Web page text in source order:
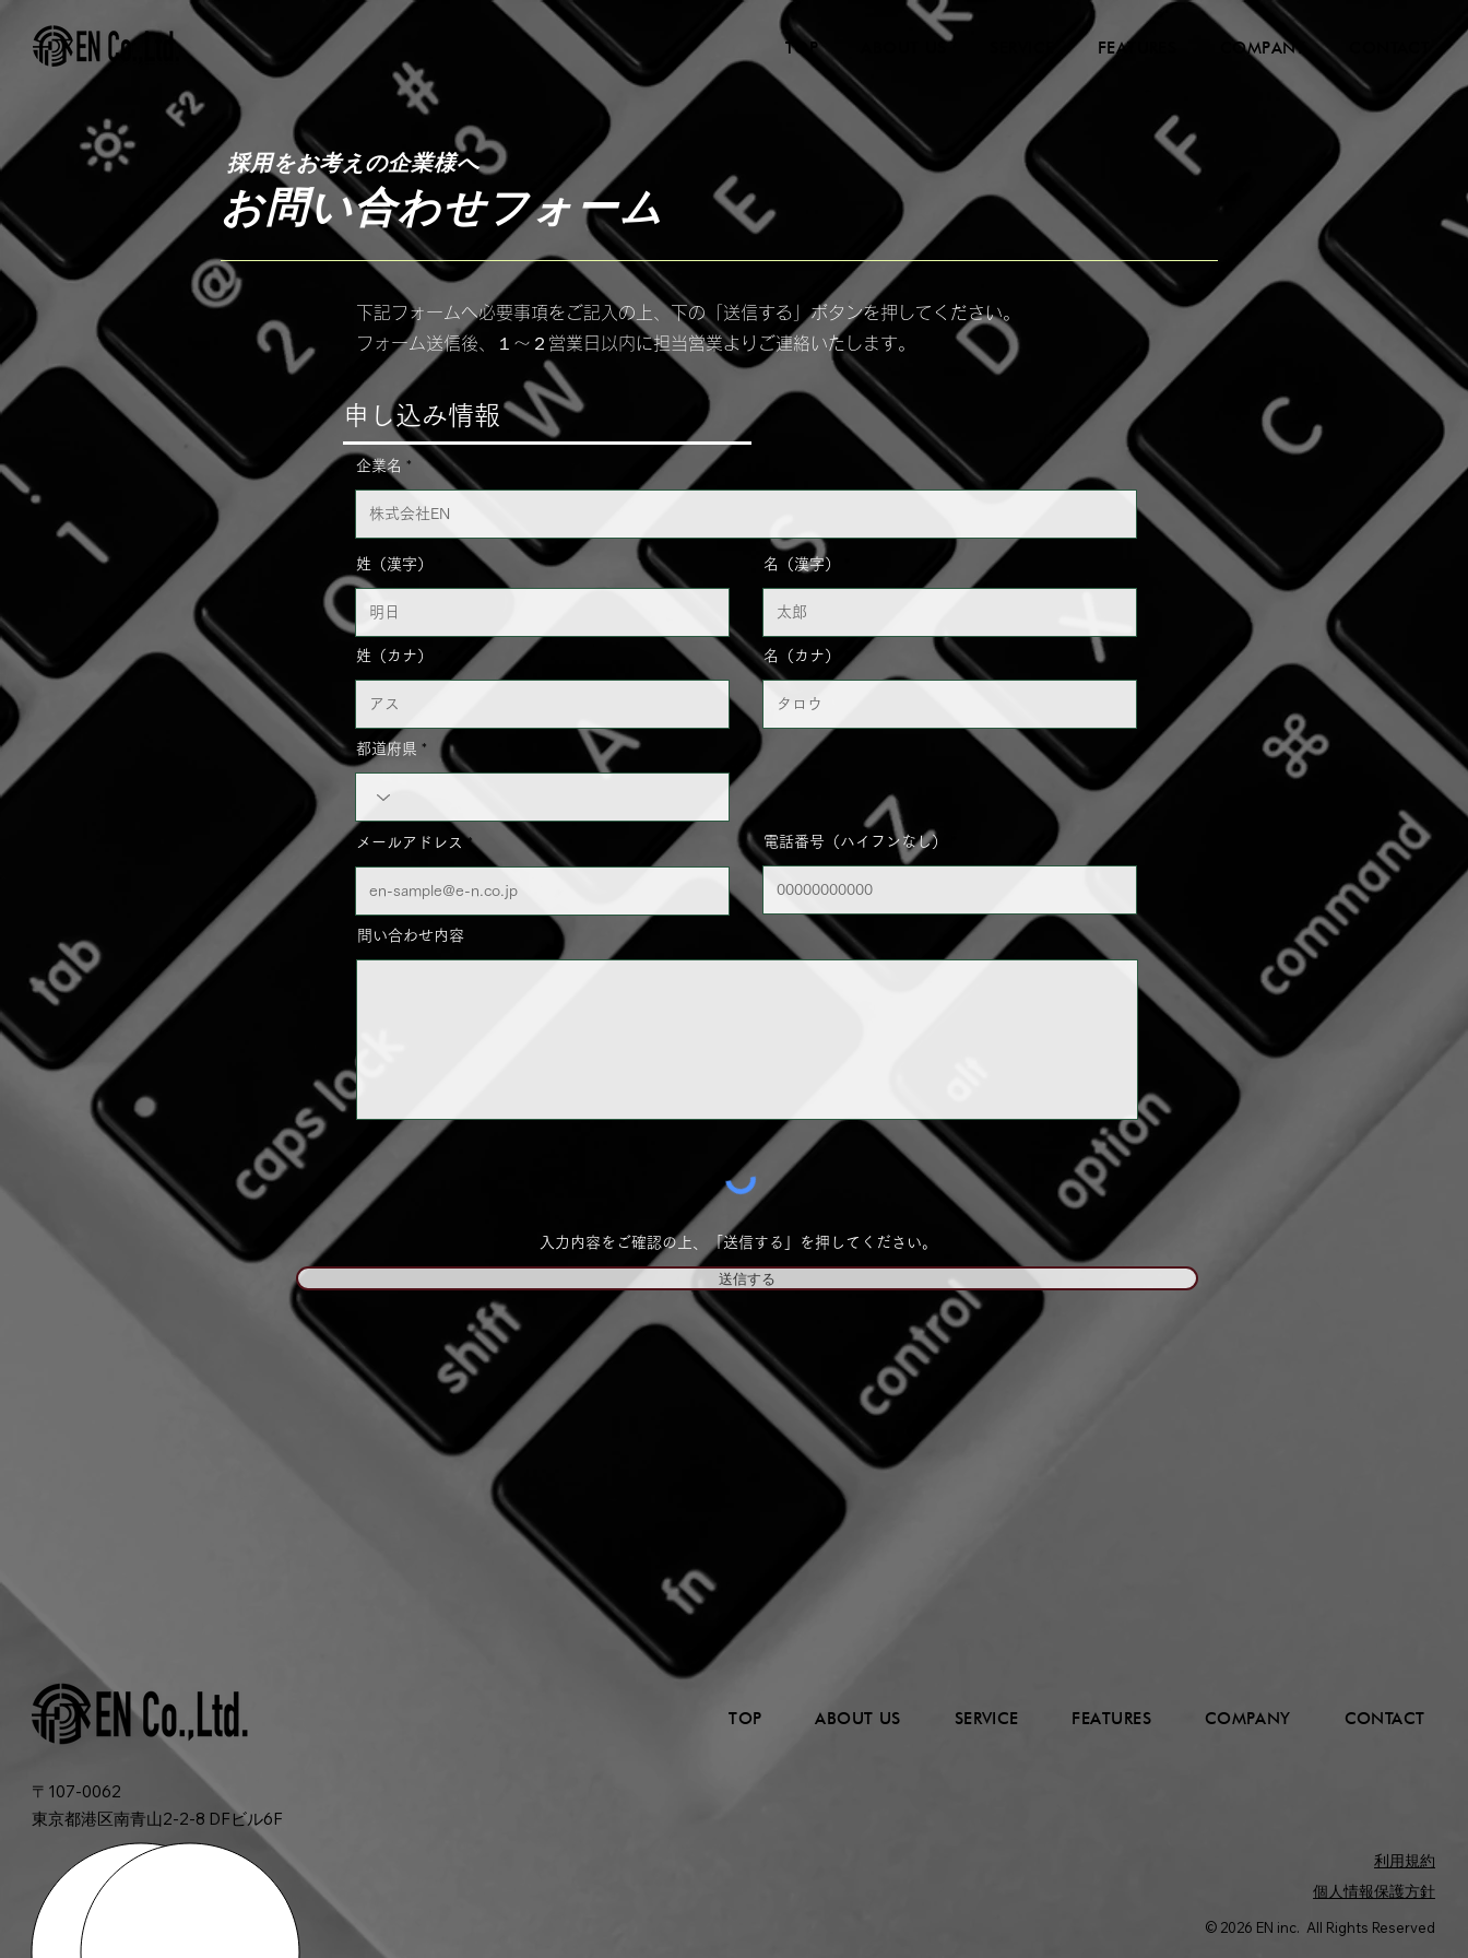
TOP ABOUT US FEATURES COMPANY
採用をお考えの企業様へ
お問い合わせフォーム
下記フォームへ必要事項をご記入の上、下の「送信する」ボタンを押してください。
フォーム送信後、１〜２営業日以内に担当営業よりご連絡いたします。
​申し込み情報
企業名
姓（漢字）
姓（カナ）
名（漢字）
名（カナ）
都道府県
メールアドレス 電話番号（ハイフンなし）
問い合わせ内容
​入力内容をご確認の上、「送信する」を押してください。
送信する
〒107-0062
東京都港区南青山2-2-8 DFビル6F
TOP ABOUT US SERVICE FEATURES COMPANY CONTACT
利用規約
個人情報保護方針
© 2026 EN inc. All Rights Reserved